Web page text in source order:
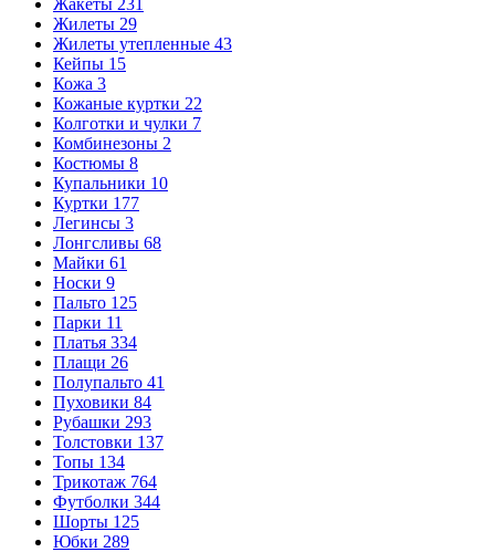
Жакеты 231
Жилеты 29
Жилеты утепленные 43
Кейпы 15
Кожа 3
Кожаные куртки 22
Колготки и чулки 7
Комбинезоны 2
Костюмы 8
Купальники 10
Куртки 177
Легинсы 3
Лонгсливы 68
Майки 61
Носки 9
Пальто 125
Парки 11
Платья 334
Плащи 26
Полупальто 41
Пуховики 84
Рубашки 293
Толстовки 137
Топы 134
Трикотаж 764
Футболки 344
Шорты 125
Юбки 289